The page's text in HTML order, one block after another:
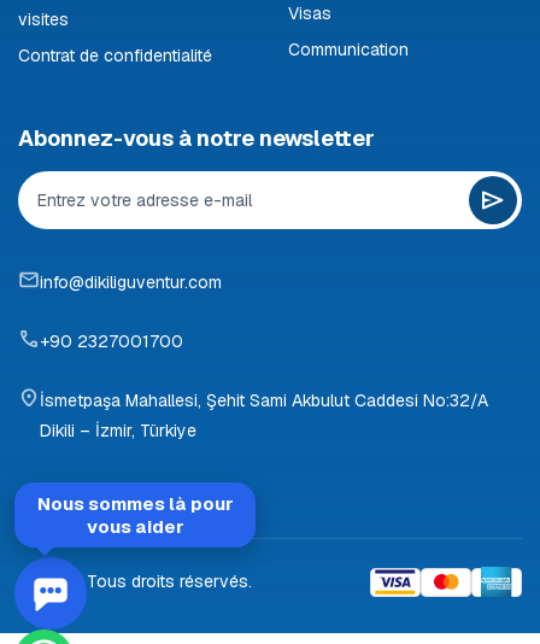
visites
Contrat de confidentialité
Visas
Communication
Abonnez-vous à notre newsletter
info@dikiliguventur.com
+90 2327001700
İsmetpaşa Mahallesi, Şehit Sami Akbulut Caddesi No:32/A
Dikili – İzmir, Türkiye
© 2026 Tous droits réservés.
Nous sommes là pour
vous aider